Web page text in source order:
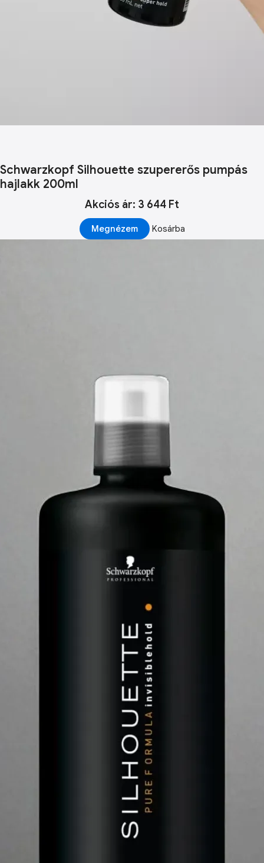
Schwarzkopf Silhouette szupererős pumpás
hajlakk 200ml
Akciós ár: 3 644 Ft
Megnézem Kosárba